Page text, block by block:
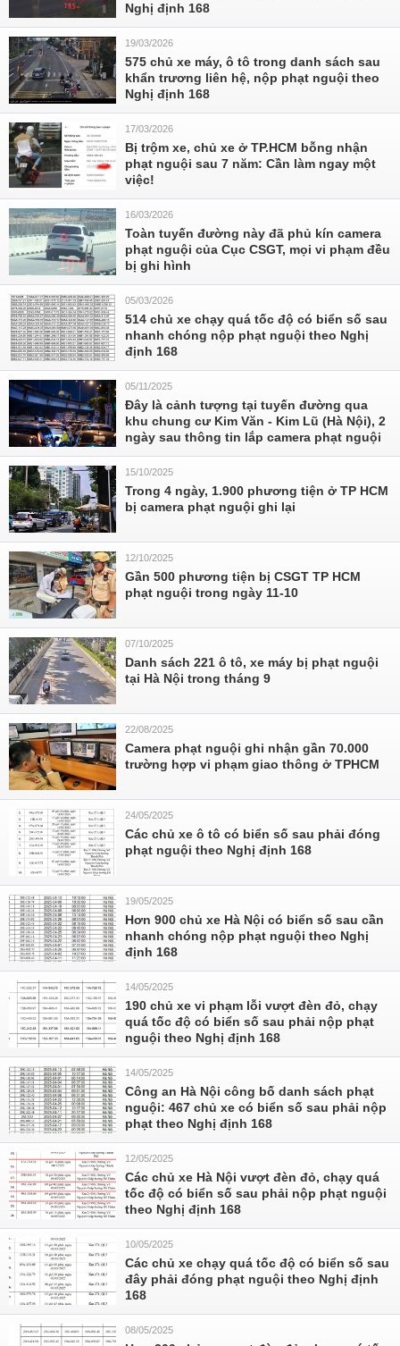
Nghị định 168
19/03/2026
575 chủ xe máy, ô tô trong danh sách sau
khẩn trương liên hệ, nộp phạt nguội theo
Nghị định 168
17/03/2026
Bị trộm xe, chủ xe ở TP.HCM bỗng nhận
phạt nguội sau 7 năm: Cần làm ngay một
việc!
16/03/2026
Toàn tuyến đường này đã phủ kín camera
phạt nguội của Cục CSGT, mọi vi phạm đều
bị ghi hình
05/03/2026
514 chủ xe chạy quá tốc độ có biển số sau
nhanh chóng nộp phạt nguội theo Nghị
định 168
05/11/2025
Đây là cảnh tượng tại tuyến đường qua
khu chung cư Kim Văn - Kim Lũ (Hà Nội), 2
ngày sau thông tin lắp camera phạt nguội
15/10/2025
Trong 4 ngày, 1.900 phương tiện ở TP HCM
bị camera phạt nguội ghi lại
12/10/2025
Gần 500 phương tiện bị CSGT TP HCM
phạt nguội trong ngày 11-10
07/10/2025
Danh sách 221 ô tô, xe máy bị phạt nguội
tại Hà Nội trong tháng 9
22/08/2025
Camera phạt nguội ghi nhận gần 70.000
trường hợp vi phạm giao thông ở TPHCM
24/05/2025
Các chủ xe ô tô có biển số sau phải đóng
phạt nguội theo Nghị định 168
19/05/2025
Hơn 900 chủ xe Hà Nội có biển số sau cần
nhanh chóng nộp phạt nguội theo Nghị
định 168
14/05/2025
190 chủ xe vi phạm lỗi vượt đèn đỏ, chạy
quá tốc độ có biển số sau phải nộp phạt
nguội theo Nghị định 168
14/05/2025
Công an Hà Nội công bố danh sách phạt
nguội: 467 chủ xe có biển số sau phải nộp
phạt theo Nghị định 168
12/05/2025
Các chủ xe Hà Nội vượt đèn đỏ, chạy quá
tốc độ có biển số sau phải nộp phạt nguội
theo Nghị định 168
10/05/2025
Các chủ xe chạy quá tốc độ có biển số sau
đây phải đóng phạt nguội theo Nghị định
168
08/05/2025